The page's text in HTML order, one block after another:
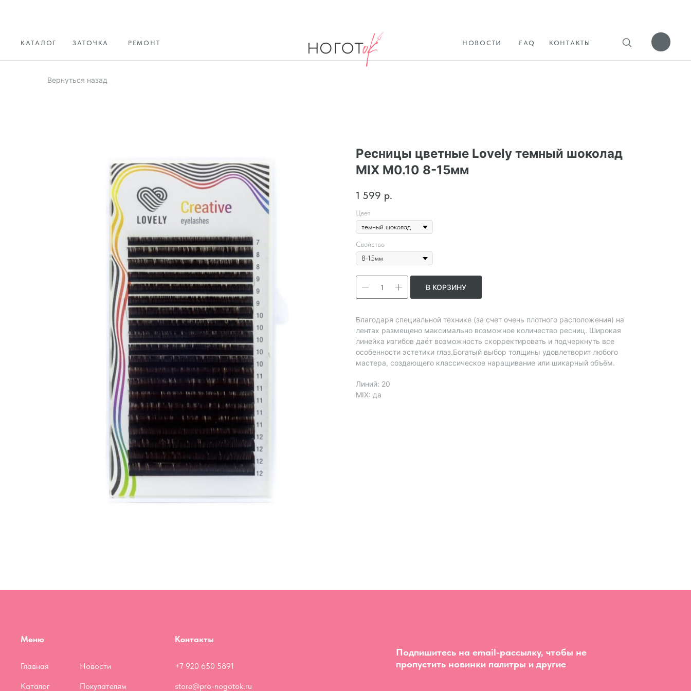
ЗАТОЧКА РЕМОНТ НОВОСТИ FAQ КОНТАКТЫ
КАТАЛОГ
Вернуться назад
Ресницы цветные Lovely темный шоколад
MIX M0.10 8-15мм
1 599 р.
Цвет
Свойство
В КОРЗИНУ
Благодаря специальной технике (за счет очень плотного расположения) на
лентах размещено максимально возможное количество ресниц. Широкая
линейка изгибов даёт возможность скорректировать и подчеркнуть все
особенности эстетики глаз.Богатый выбор толщины удовлетворит любого
мастера, создающего классическое наращивание или шикарный объём.
Линий: 20
MIX: да
Меню
Главная
Каталог
Новости
Покупателям
Контакты
Подпишитесь на email-рассылку, чтобы не
пропустить новинки палитры и другие
+7 920 650 5891
store@pro-nogotok.ru